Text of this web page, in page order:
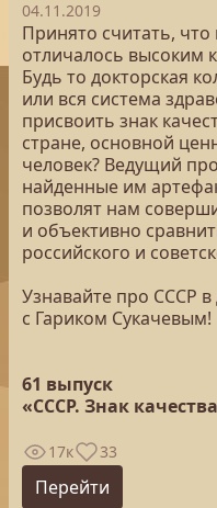
04.11.2019
Принято считать, что
отличалось высоким
Будь то докторская
или вся система
присвоить знак
стране, основной
человек? Ведущий
найденные им
позволят нам
и объективно
российского и
Узнавайте про СССР
с Гариком Сукачевым!
61 выпуск
«СССР. Знак
17к 33
Перейти